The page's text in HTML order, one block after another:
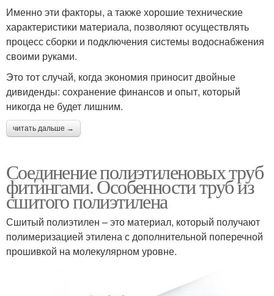
Именно эти факторы, а также хорошие технические
характеристики материала, позволяют осуществлять
процесс сборки и подключения системы водоснабжения
своими руками.
Это тот случай, когда экономия приносит двойные
дивиденды: сохранение финансов и опыт, который
никогда не будет лишним.
читать дальше →
Соединение полиэтиленовых труб
фитингами. Особенности труб из
сшитого полиэтилена
Сшитый полиэтилен – это материал, который получают
полимеризацией этилена с дополнительной поперечной
прошивкой на молекулярном уровне.